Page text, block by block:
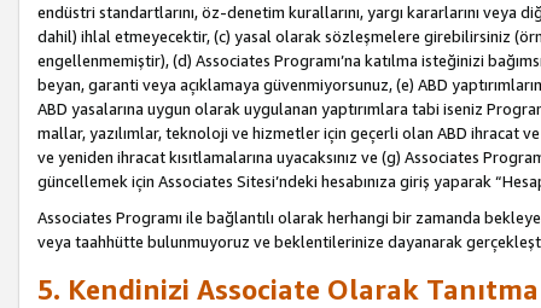
endüstri standartlarını, öz-denetim kurallarını, yargı kararlarını
dahil) ihlal etmeyecektir, (c) yasal olarak sözleşmelere girebilirsiniz
engellenmemiştir), (d) Associates Programı’na katılma isteğinizi
beyan, garanti veya açıklamaya güvenmiyorsunuz, (e) ABD
ABD yasalarına uygun olarak uygulanan yaptırımlara tabi iseniz
mallar, yazılımlar, teknoloji ve hizmetler için geçerli olan ABD ihracat
ve yeniden ihracat kısıtlamalarına uyacaksınız ve (g) Associates
güncellemek için Associates Sitesi’ndeki hesabınıza giriş yaparak
Associates Programı ile bağlantılı olarak herhangi bir zamanda
veya taahhütte bulunmuyoruz ve beklentilerinize dayanarak
5. Kendinizi Associate Olarak